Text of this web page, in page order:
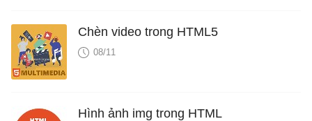
Chèn video trong HTML5
08/11
Hình ảnh img trong HTML